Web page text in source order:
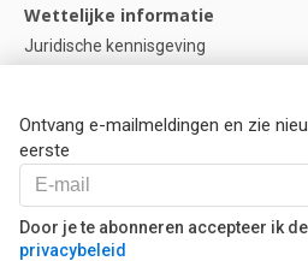
Ontvang e-mailmeldingen en zie
eerste
Door je te abonneren accepteer ik
privacybeleid
Wettelijke informatie
Juridische kennisgeving
Cookie instellingen
Help
Vragen
Onze partners